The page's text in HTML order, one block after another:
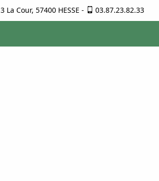
3 La Cour, 57400 HESSE - 03.87.23.82.33